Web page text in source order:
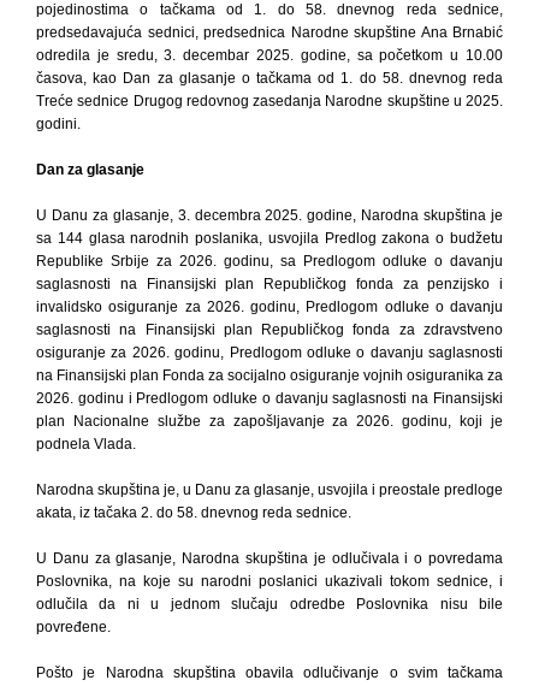
pojedinostima o tačkama od 1. do 58. dnevnog reda sednice,
predsedavajuća sednici, predsednica Narodne skupštine Ana Brnabić
odredila je sredu, 3. decembar 2025. godine, sa početkom u 10.00
časova, kao Dan za glasanje o tačkama od 1. do 58. dnevnog reda
Treće sednice Drugog redovnog zasedanja Narodne skupštine u 2025.
godini.
Dan za glasanje
U Danu za glasanje, 3. decembra 2025. godine, Narodna skupština je
sa 144 glasa narodnih poslanika, usvojila Predlog zakona o budžetu
Republike Srbije za 2026. godinu, sa Predlogom odluke o davanju
saglasnosti na Finansijski plan Republičkog fonda za penzijsko i
invalidsko osiguranje za 2026. godinu, Predlogom odluke o davanju
saglasnosti na Finansijski plan Republičkog fonda za zdravstveno
osiguranje za 2026. godinu, Predlogom odluke o davanju saglasnosti
na Finansijski plan Fonda za socijalno osiguranje vojnih osiguranika za
2026. godinu i Predlogom odluke o davanju saglasnosti na Finansijski
plan Nacionalne službe za zapošljavanje za 2026. godinu, koji je
podnela Vlada.
Narodna skupština je, u Danu za glasanje, usvojila i preostale predloge
akata, iz tačaka 2. do 58. dnevnog reda sednice.
U Danu za glasanje, Narodna skupština je odlučivala i o povredama
Poslovnika, na koje su narodni poslanici ukazivali tokom sednice, i
odlučila da ni u jednom slučaju odredbe Poslovnika nisu bile
povređene.
Pošto je Narodna skupština obavila odlučivanje o svim tačkama